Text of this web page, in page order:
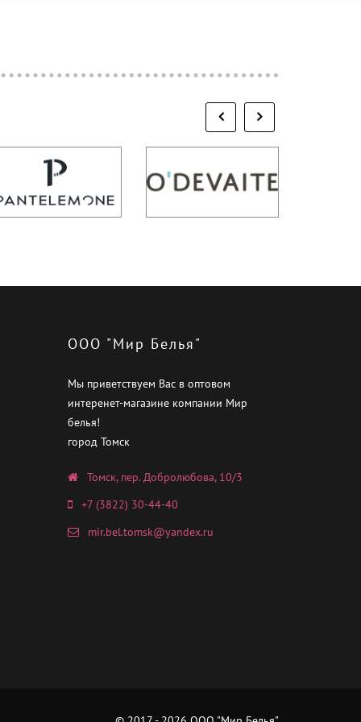
ООО "Мир Белья"
Мы приветствуем Вас в оптовом
интеренет-магазине компании Мир
белья!
город Томск
Томск, пер. Добролюбова, 10/3
+7 (3822) 30-44-40
mir.bel.tomsk@yandex.ru